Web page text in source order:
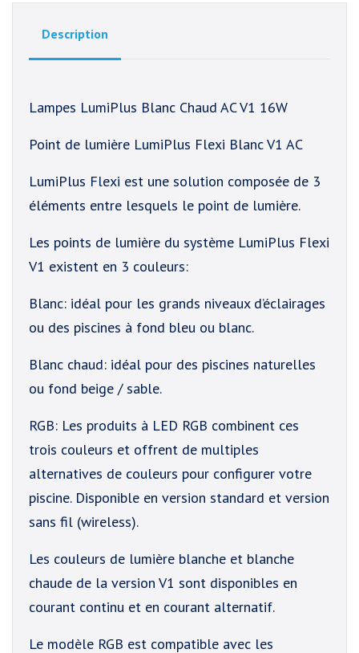
Description
Lampes LumiPlus Blanc Chaud AC V1 16W
Point de lumière LumiPlus Flexi Blanc V1 AC
LumiPlus Flexi est une solution composée de 3
éléments entre lesquels le point de lumière.
Les points de lumière du système LumiPlus Flexi
V1 existent en 3 couleurs:
Blanc: idéal pour les grands niveaux d’éclairages
ou des piscines à fond bleu ou blanc.
Blanc chaud: idéal pour des piscines naturelles
ou fond beige / sable.
RGB: Les produits à LED RGB combinent ces
trois couleurs et offrent de multiples
alternatives de couleurs pour configurer votre
piscine. Disponible en version standard et version
sans fil (wireless).
Les couleurs de lumière blanche et blanche
chaude de la version V1 sont disponibles en
courant continu et en courant alternatif.
Le modèle RGB est compatible avec les